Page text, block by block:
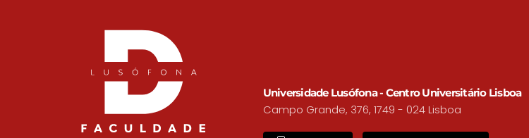
Universidade Lusófona - Centro Universitário Lisboa
Campo Grande, 376, 1749 - 024 Lisboa